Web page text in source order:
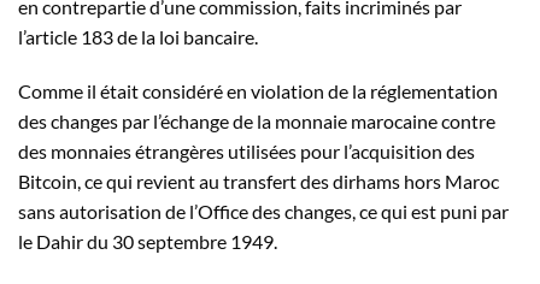
en contrepartie d’une commission, faits incriminés par
l’article 183 de la loi bancaire.
Comme il était considéré en violation de la réglementation
des changes par l’échange de la monnaie marocaine contre
des monnaies étrangères utilisées pour l’acquisition des
Bitcoin, ce qui revient au transfert des dirhams hors Maroc
sans autorisation de l’Office des changes, ce qui est puni par
le Dahir du 30 septembre 1949.